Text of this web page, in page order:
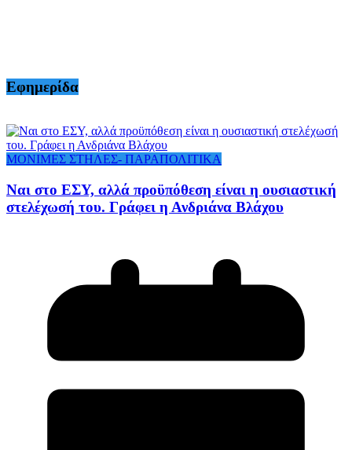
Εφημερίδα
ΜΟΝΙΜΕΣ ΣΤΗΛΕΣ- ΠΑΡΑΠΟΛΙΤΙΚΑ
Ναι στο ΕΣΥ, αλλά προϋπόθεση είναι η ουσιαστική
στελέχωσή του. Γράφει η Ανδριάνα Βλάχου